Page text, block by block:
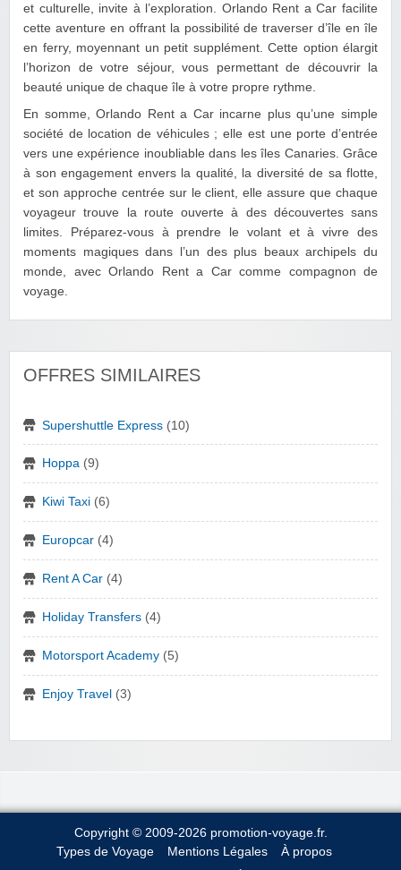
et culturelle, invite à l’exploration. Orlando Rent a Car facilite
cette aventure en offrant la possibilité de traverser d’île en île
en ferry, moyennant un petit supplément. Cette option élargit
l’horizon de votre séjour, vous permettant de découvrir la
beauté unique de chaque île à votre propre rythme.
En somme, Orlando Rent a Car incarne plus qu’une simple
société de location de véhicules ; elle est une porte d’entrée
vers une expérience inoubliable dans les îles Canaries. Grâce
à son engagement envers la qualité, la diversité de sa flotte,
et son approche centrée sur le client, elle assure que chaque
voyageur trouve la route ouverte à des découvertes sans
limites. Préparez-vous à prendre le volant et à vivre des
moments magiques dans l’un des plus beaux archipels du
monde, avec Orlando Rent a Car comme compagnon de
voyage.
OFFRES SIMILAIRES
Supershuttle Express (10)
Hoppa (9)
Kiwi Taxi (6)
Europcar (4)
Rent A Car (4)
Holiday Transfers (4)
Motorsport Academy (5)
Enjoy Travel (3)
Copyright © 2009-2026 promotion-voyage.fr.
Types de Voyage
Mentions Légales À propos